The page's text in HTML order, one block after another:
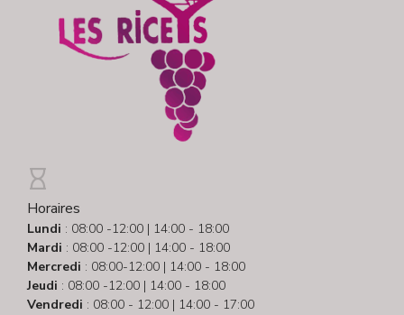
Horaires
Lundi : 08:00 -12:00 | 14:00 - 18:00
Mardi : 08:00 -12:00 | 14:00 - 18:00
Mercredi : 08:00-12:00 | 14:00 - 18:00
Jeudi : 08:00 -12:00 | 14:00 - 18:00
Vendredi : 08:00 - 12:00 | 14:00 - 17:00